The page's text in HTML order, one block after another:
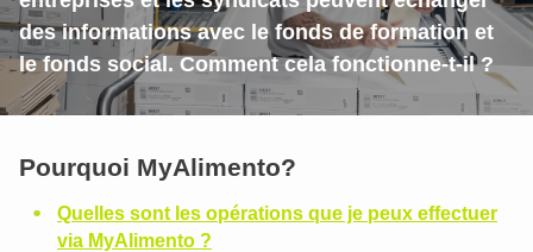
des informations avec le fonds de formation et
le fonds social. Comment cela fonctionne-t-il ?
Pourquoi MyAlimento?
Quelles sont les opérations que je peux effectuer
via MyAlimento ?